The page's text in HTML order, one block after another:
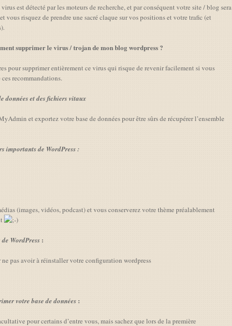
est détecté par les moteurs de recherche, et par conséquent votre site / blog sera
vous risquez de prendre une sacré claque sur vos positions et votre trafic (et
supprimer le virus / trojan de mon blog wordpress ?
pour supprimer entièrement ce virus qui risque de revenir facilement si vous
recommandations.
données et des fichiers vitaux
et exportez votre base de données pour être sûrs de récupérer l’ensemble
importants de WordPress :
(images, vidéos, podcast) et vous conserverez votre thème préalablement
WordPress :
pas avoir à réinstaller votre configuration wordpress
votre base de données :
pour certains d’entre vous, mais sachez que lors de la première